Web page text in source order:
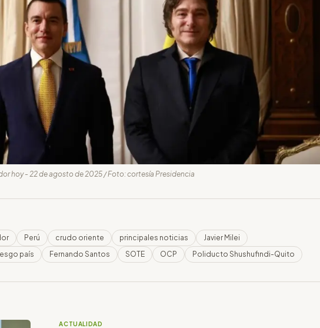
hoy - 22 de agosto de 2025 / Foto: cortesía Presidencia
Perú crudo oriente principales noticias
Javier Milei
país Fernando Santos SOTE OCP Poliducto Shushufindi-Quito
ACTUALIDAD